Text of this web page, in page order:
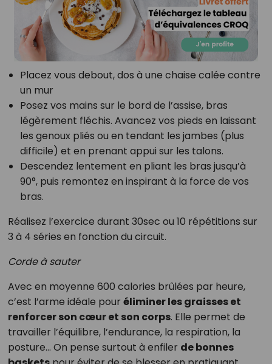
Placez vous debout, dos à une chaise calée contre
un mur
Posez vos mains sur le bord de l’assise, bras
légèrement fléchis. Avancez vos pieds en laissant
les genoux pliés ou en tendant les jambes (plus
difficile) et en prenant appui sur les talons.
Descendez lentement en pliant les bras jusqu’à
90°, puis remontez en inspirant à la force de vos
bras.
Réalisez l’exercice durant 30sec ou 10 répétitions sur
3 à 4 séries en fonction du circuit.
Corde à sauter
Avec en moyenne 600 calories brûlées par heure,
c’est l’arme idéale pour éliminer les graisses et
renforcer son cœur et son corps. Elle permet de
travailler l’équilibre, l’endurance, la respiration, la
posture… On pense surtout à enfiler de bonnes